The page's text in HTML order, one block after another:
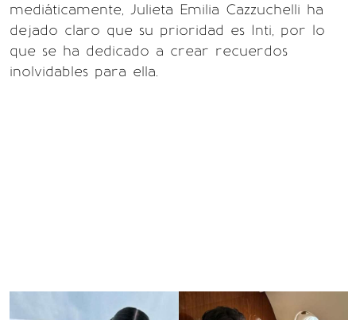
mediáticamente, Julieta Emilia Cazzuchelli ha
dejado claro que su prioridad es Inti, por lo
que se ha dedicado a crear recuerdos
inolvidables para ella.